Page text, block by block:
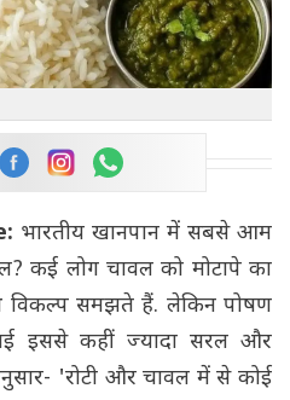
भारतीय खानपान में सबसे आम
कई लोग चावल को मोटापे का
विकल्प समझते हैं. लेकिन पोषण
इससे कहीं ज्यादा सरल और
'रोटी और चावल में से कोई